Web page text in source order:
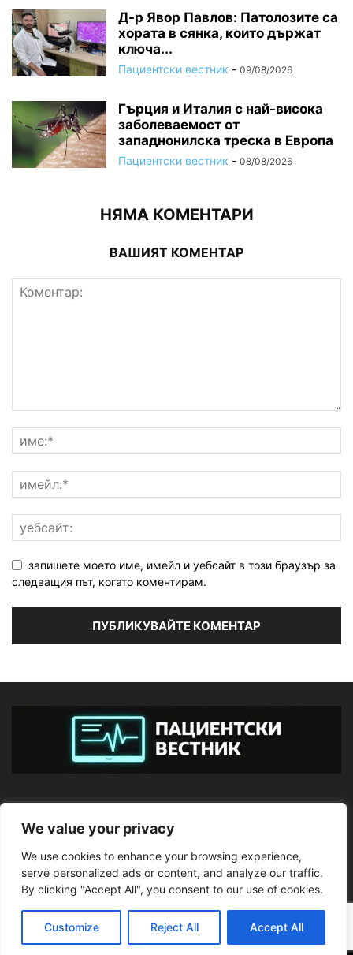
We value your privacy
We use cookies to enhance your browsing experience,
serve personalized ads or content, and analyze our traffic.
By clicking "Accept All", you consent to our use of cookies.
Customize Reject All Accept All
Д-р Явор Павлов: Патолозите са
хората в сянка, които държат
ключа...
Пациентски вестник - 09/08/2026
Гърция и Италия с най-висока
заболеваемост от
западнонилска треска в Европа
Пациентски вестник - 08/08/2026
НЯМА КОМЕНТАРИ
ВАШИЯТ КОМЕНТАР
запишете моето име, имейл и уебсайт в този браузър за
следващия път, когато коментирам.
ПОСЛЕДВАЙТЕ НИ